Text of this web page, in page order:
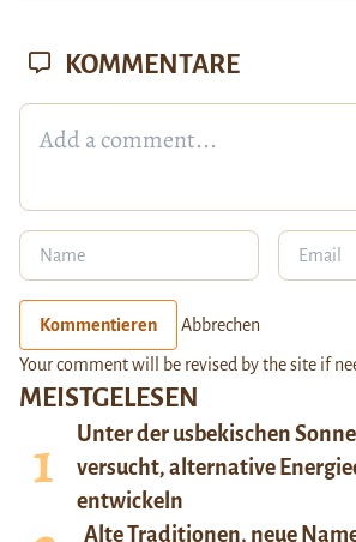
MEISTGELESEN
Unter der usbekischen
versucht, alternative
entwickeln
Alte Traditionen, neue
KOMMENTARE
Kommentieren Abbrechen
Your comment will be revised by the site if